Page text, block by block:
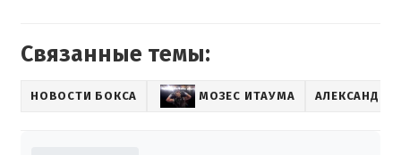
Связанные темы:
НОВОСТИ БОКСА МОЗЕС ИТАУМА АЛЕКСАНДР